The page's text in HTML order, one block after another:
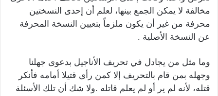
مخالفة لا يمكن الجمع بينها، لعلم أن إحدى النسختين
محرفة من غير أن يكون ملزماً بتعيين النسخة المحرفة
عن النسخة الأصلية .
وما مثل من يجادل في تحريف الأناجيل بدعوى جهلنا
وجهله بمن قام بالتحريف إلا كمن رأى قتيلا أمامه فأنكر
قتله، لأنه لم ير أو لم يعلم قاتله .ولا شك أن تلك الأسئلة